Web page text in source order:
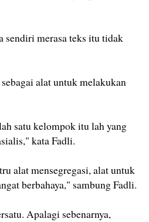
sendiri merasa teks itu tidak
alat untuk melakukan
satu kelompok itu lah yang
kata Fadli.
alat mensegregasi, alat untuk
berbahaya," sambung Fadli.
Apalagi sebenarnya,